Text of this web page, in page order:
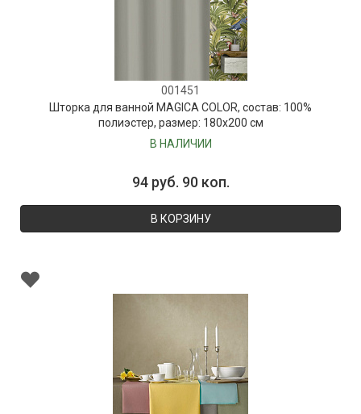
001451
Шторка для ванной MAGICA COLOR, состав: 100%
полиэстер, размер: 180х200 см
В НАЛИЧИИ
94 руб. 90 коп.
В КОРЗИНУ